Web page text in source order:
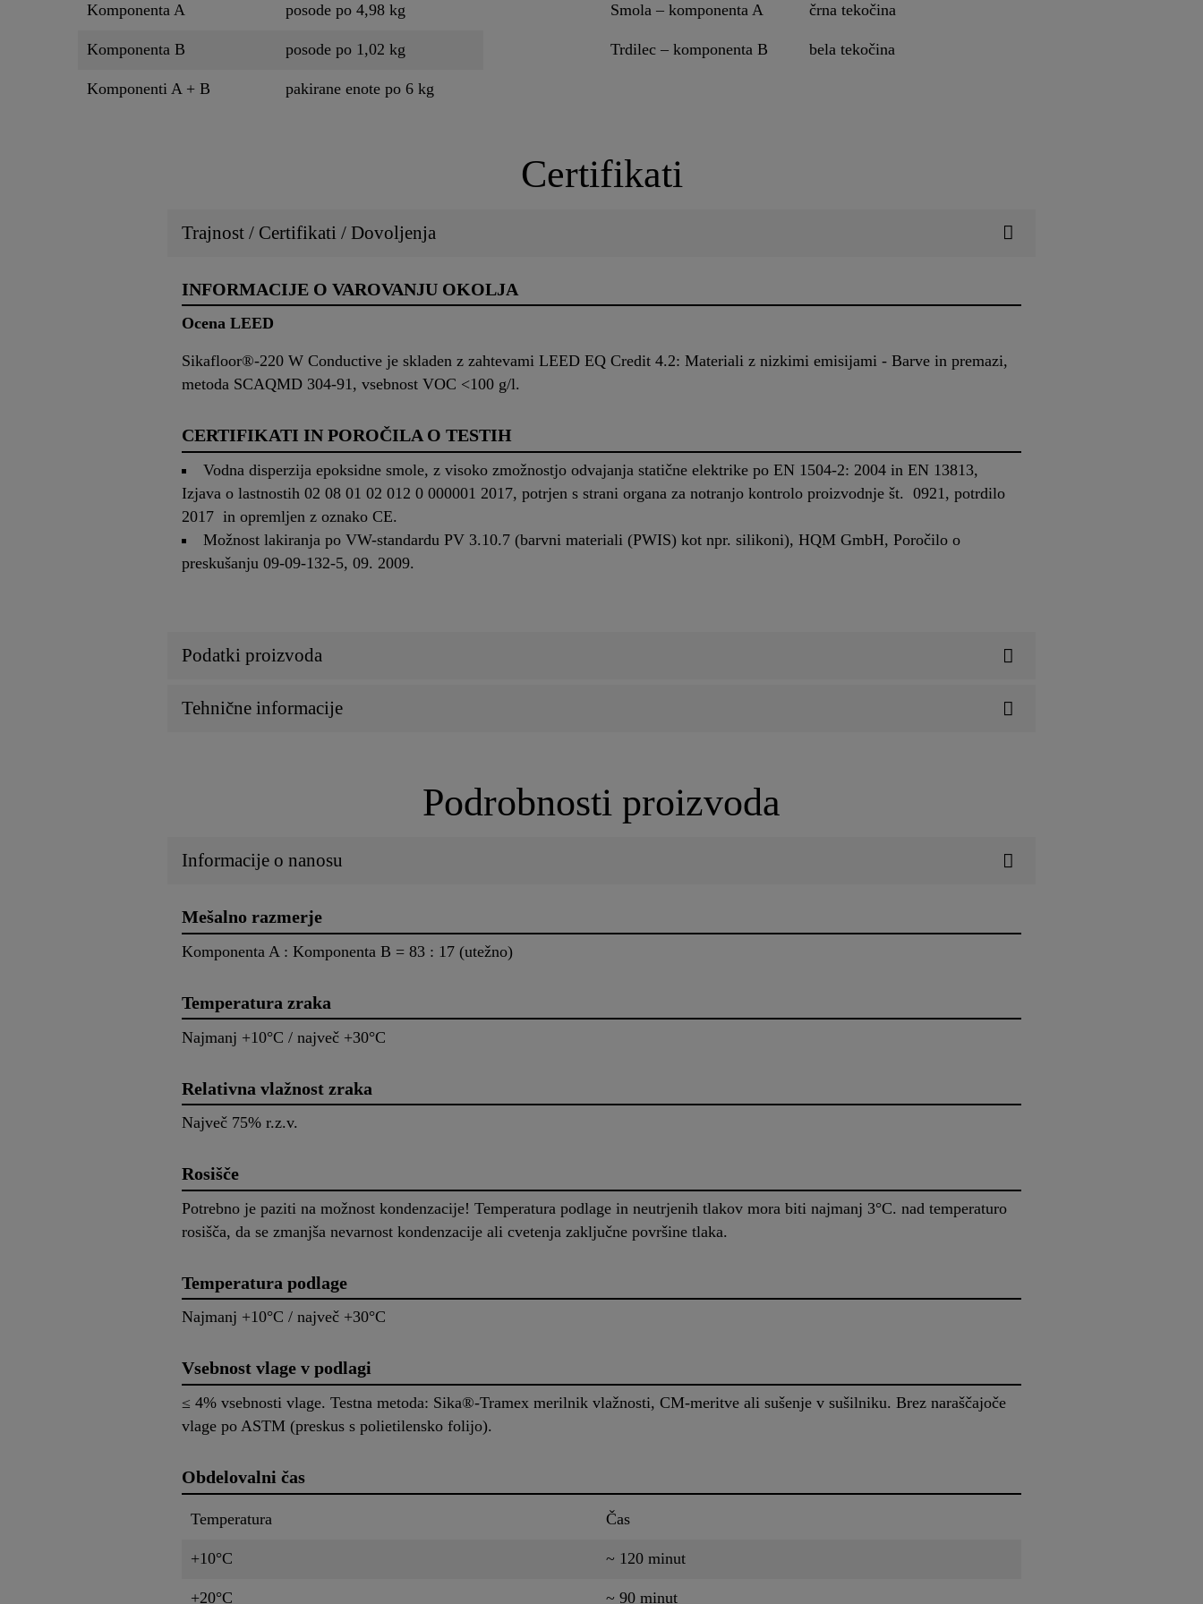
Komponenta A posode po 4,98 kg
Komponenta B posode po 1,02 kg
Komponenti A + B pakirane enote po 6 kg
Smola – komponenta A črna tekočina
Trdilec – komponenta B bela tekočina
Certifikati
Trajnost / Certifikati / Dovoljenja
INFORMACIJE O VAROVANJU OKOLJA
Ocena LEED
Sikafloor®-220 W Conductive je skladen z zahtevami LEED EQ Credit 4.2: Materiali z nizkimi emisijami - Barve in premazi,
metoda SCAQMD 304-91, vsebnost VOC <100 g/l.
CERTIFIKATI IN POROČILA O TESTIH
Vodna disperzija epoksidne smole, z visoko zmožnostjo odvajanja statične elektrike po EN 1504-2: 2004 in EN 13813,
Izjava o lastnostih 02 08 01 02 012 0 000001 2017, potrjen s strani organa za notranjo kontrolo proizvodnje št. 0921, potrdilo
2017 in opremljen z oznako CE.
Možnost lakiranja po VW-standardu PV 3.10.7 (barvni materiali (PWIS) kot npr. silikoni), HQM GmbH, Poročilo o
preskušanju 09-09-132-5, 09. 2009.
Podatki proizvoda
Tehnične informacije
Podrobnosti proizvoda
Informacije o nanosu
Mešalno razmerje
Komponenta A : Komponenta B = 83 : 17 (utežno)
Temperatura zraka
Najmanj +10°C / največ +30°C
Relativna vlažnost zraka
Največ 75% r.z.v.
Rosišče
Potrebno je paziti na možnost kondenzacije! Temperatura podlage in neutrjenih tlakov mora biti najmanj 3°C. nad temperaturo
rosišča, da se zmanjša nevarnost kondenzacije ali cvetenja zaključne površine tlaka.
Temperatura podlage
Najmanj +10°C / največ +30°C
Vsebnost vlage v podlagi
≤ 4% vsebnosti vlage. Testna metoda: Sika®-Tramex merilnik vlažnosti, CM-meritve ali sušenje v sušilniku. Brez naraščajoče
vlage po ASTM (preskus s polietilensko folijo).
Obdelovalni čas
Temperatura Čas
+10°C ~ 120 minut
+20°C ~ 90 minut